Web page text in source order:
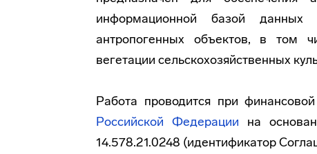
информационной базой
антропогенных объектов, в том
вегетации сельскохозяйственных
Работа проводится при
Российской Федерации на
14.578.21.0248 (идентификатор